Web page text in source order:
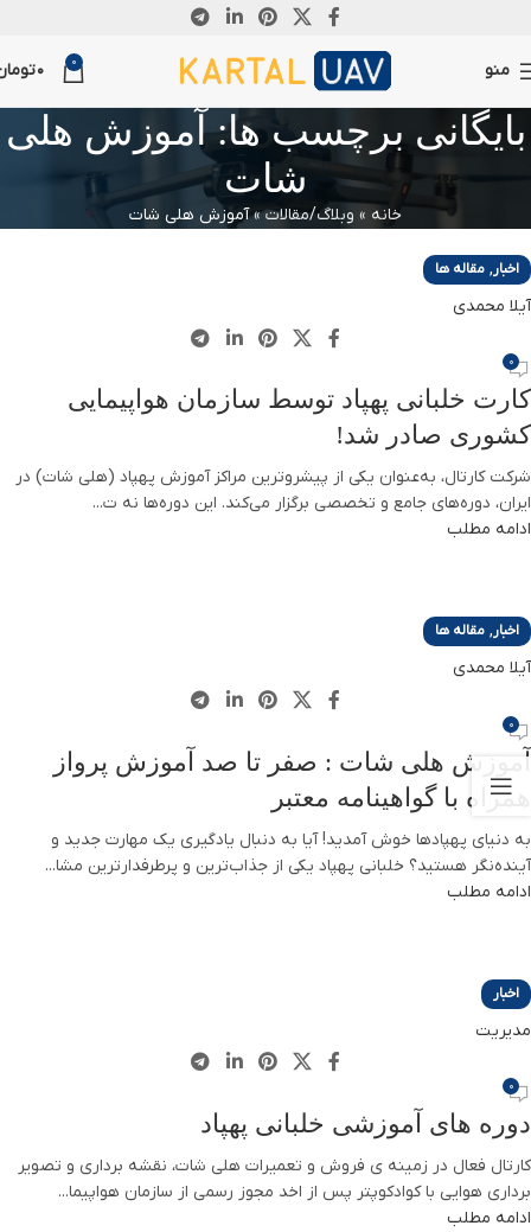
منو 0
0
بایگانی برچسب ها: آموزش هلی
شات
خانه » وبلاگ/مقالات»آموزش هلی شات
ژانویه
اخبار, مقاله ها
آیلا محمدی
0
کارت خلبانی پهپاد توسط سازمان هواپیمایی
کشوری صادر شد!
شرکت کارتال، به‌عنوان یکی از پیشروترین مراکز آموزش پهپاد (هلی شات) در
ایران، دوره‌های جامع و تخصصی برگزار می‌کند. این دوره‌ها نه ت...
ادامه مطلب
آگوست
اخبار, مقاله ها
آیلا محمدی
0
آموزش هلی شات : صفر تا صد آموزش پرواز
همراه با گواهینامه معتبر
به دنیای پهپادها خوش آمدید! آیا به دنبال یادگیری یک مهارت جدید و
آینده‌نگر هستید؟ خلبانی پهپاد یکی از جذاب‌ترین و پرطرفدارترین مشا...
ادامه مطلب
دسامبر
اخبار
مدیریت
0
دوره های آموزشی خلبانی پهپاد
کارتال فعال در زمینه ی فروش و تعمیرات هلی شات، نقشه برداری و تصویر
برداری هوایی با کوادکوپتر پس از اخد مجوز رسمی از سازمان هواپیما...
ادامه مطلب